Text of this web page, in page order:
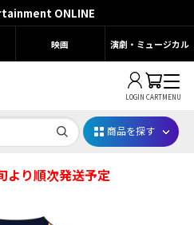
ONLINE
映画 演劇・ミュージカル
LOGIN CARTMENU
商品を探す
より順次発送予定